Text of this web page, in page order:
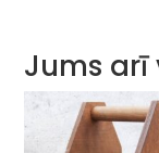
Jums